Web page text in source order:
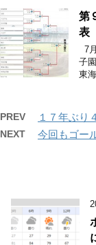
第
表
7
子
東
PREV １７年ぶり
NEXT 今回もゴー